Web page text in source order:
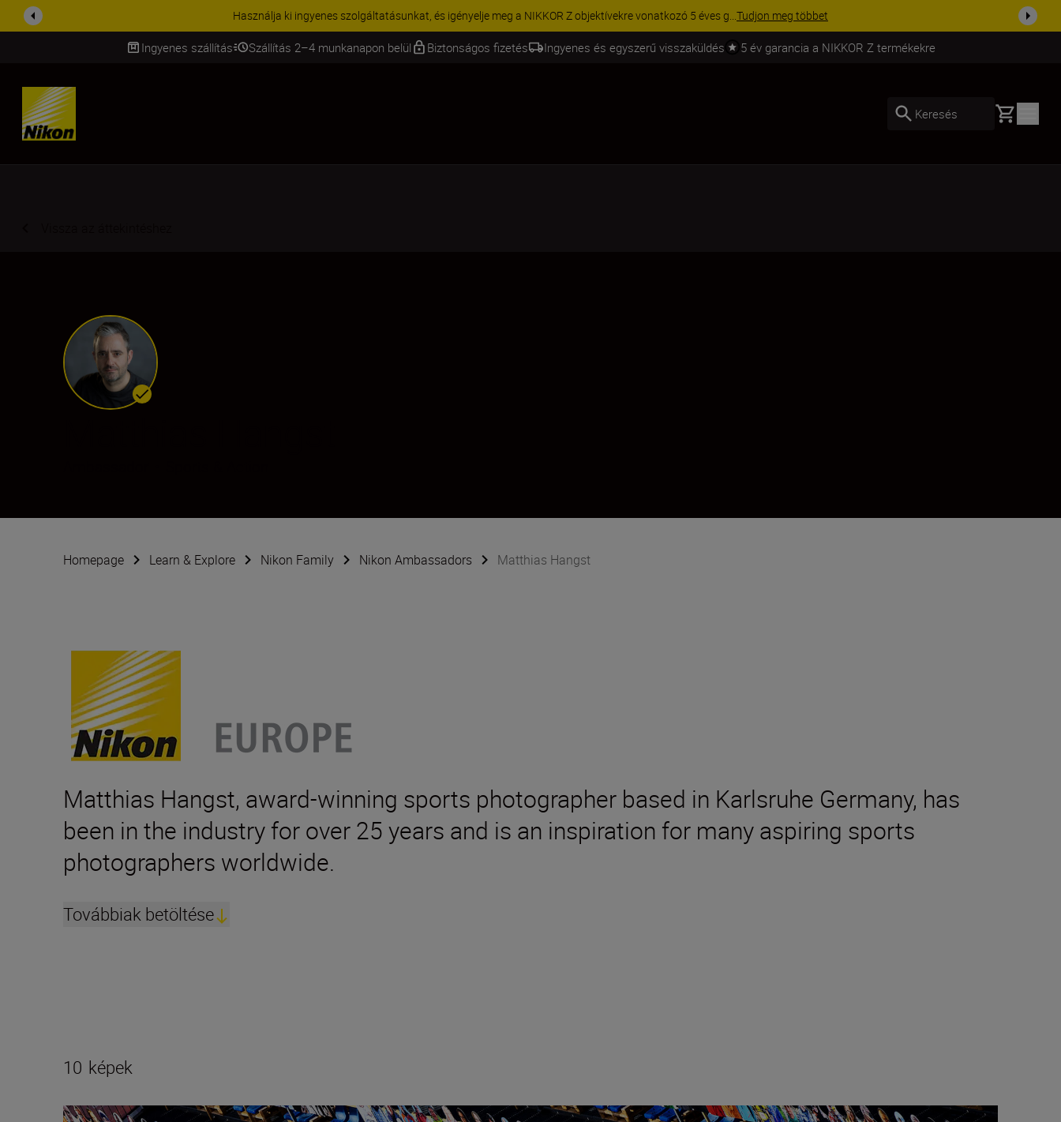
KIEGÉSZÍTŐKRE VONATKOZÓ AKCIÓ | 15% kedvezmény kiválasztott kiegészítőkre – egészítse ki még ma a fe...Vásároljon most
Ingyenes szállítás Szállítás 2–4 munkanapon belül Biztonságos fizetés Ingyenes és egyszerű visszaküldés 5 év garancia a NIKKOR Z termékekre
SKIP
Keresés Basket
Homepage Learn & Explore Nikon Family Nikon Ambassadors Matthias Hangst
Matthias Hangst, award-winning sports photographer based in Karlsruhe Germany, has
been in the industry for over 25 years and is an inspiration for many aspiring sports
photographers worldwide.
Továbbiak betöltése
10 képek